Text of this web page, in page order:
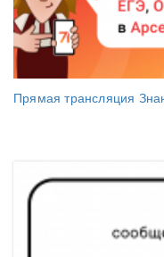
Прямая трансляция